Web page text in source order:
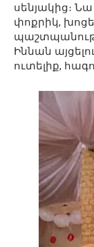
սենյակից։
փոքրիկ,
Իննան
ուտելիք,